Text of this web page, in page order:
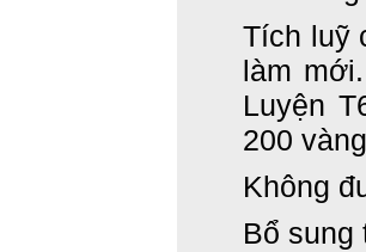
Tích luỹ
làm
Luyện
200
Không
Bổ sung